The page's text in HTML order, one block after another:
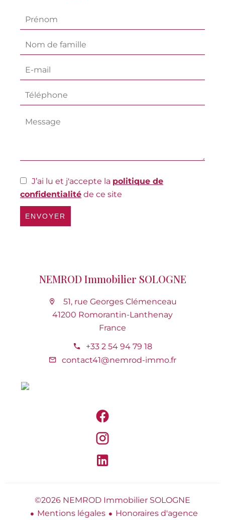
J’ai lu et j'accepte la politique de
confidentialité de ce site
ENVOYER
NEMROD Immobilier SOLOGNE
51, rue Georges Clémenceau
41200 Romorantin-Lanthenay
France
+33 2 54 94 79 18
contact41@nemrod-immo.fr
©2026 NEMROD Immobilier SOLOGNE
Mentions légales
Honoraires d'agence